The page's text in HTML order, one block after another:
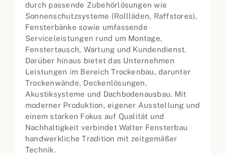
durch passende Zubehörlösungen wie
Sonnenschutzsysteme (Rollläden, Raffstores),
Fensterbänke sowie umfassende
Serviceleistungen rund um Montage,
Fenstertausch, Wartung und Kundendienst.
Darüber hinaus bietet das Unternehmen
Leistungen im Bereich Trockenbau, darunter
Trockenwände, Deckenlösungen,
Akustiksysteme und Dachbodenausbau. Mit
moderner Produktion, eigener Ausstellung und
einem starken Fokus auf Qualität und
Nachhaltigkeit verbindet Walter Fensterbau
handwerkliche Tradition mit zeitgemäßer
Technik.